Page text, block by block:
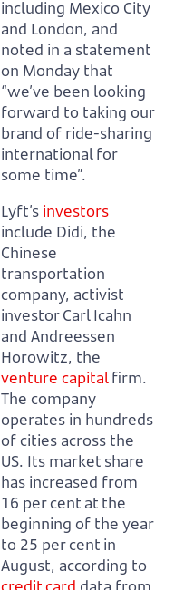
including Mexico City
and London, and
noted in a statement
on Monday that
“we’ve been looking
forward to taking our
brand of ride-sharing
international for
some time”.
Lyft’s investors
include Didi, the
Chinese
transportation
company, activist
investor Carl Icahn
and Andreessen
Horowitz, the
venture capitalfirm.
The company
operates in hundreds
of cities across the
US. Its market share
has increased from
16 per cent at the
beginning of the year
to 25 per cent in
August, according to